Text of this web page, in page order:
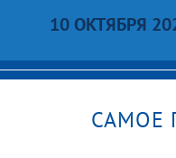
10 ОКТЯБРЯ
САМОЕ